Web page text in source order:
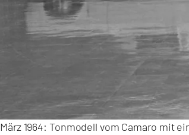
März 1964: Tonmodell vom Camaro mit